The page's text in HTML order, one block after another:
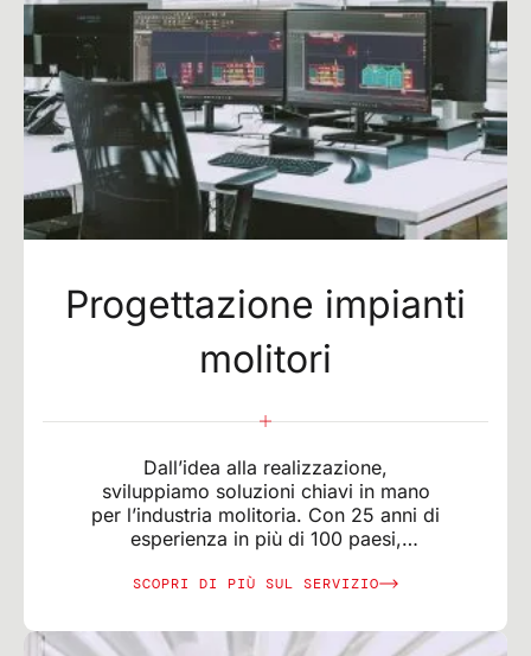
Progettazione impianti
molitori
Dall’idea alla realizzazione,
sviluppiamo soluzioni chiavi in mano
per l’industria molitoria. Con 25 anni di
esperienza in più di 100 paesi,
efficienti.
SCOPRI DI PIÙ SUL SERVIZIO